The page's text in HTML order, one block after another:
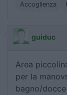
Accoglienza
guiduc
Area
per la
bagno/